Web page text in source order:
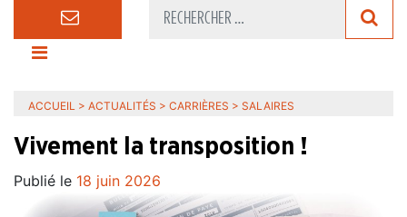
ACCUEIL > ACTUALITÉS > CARRIÈRES > SALAIRES
Vivement la transposition !
Publié le 18 juin 2026